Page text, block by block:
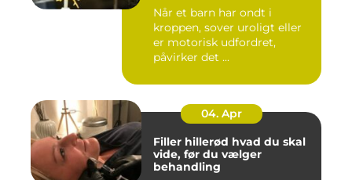
Når et barn har ondt i
kroppen, sover uroligt eller
er motorisk udfordret,
påvirker det ...
04. Apr
Filler hillerød hvad du skal
vide, før du vælger
behandling